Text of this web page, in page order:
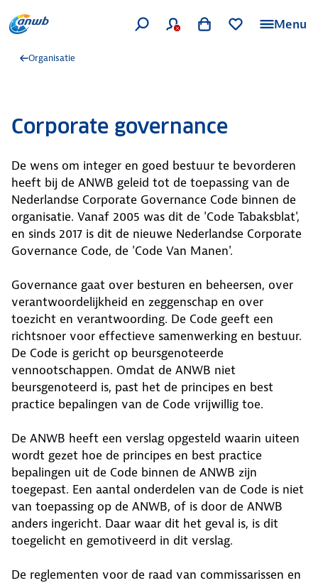
Menu
Organisatie
Corporate governance
De wens om integer en goed bestuur te bevorderen
heeft bij de ANWB geleid tot de toepassing van de
Nederlandse Corporate Governance Code binnen de
organisatie. Vanaf 2005 was dit de 'Code Tabaksblat',
en sinds 2017 is dit de nieuwe Nederlandse Corporate
Governance Code, de 'Code Van Manen'.
Governance gaat over besturen en beheersen, over
verantwoordelijkheid en zeggenschap en over
toezicht en verantwoording. De Code geeft een
richtsnoer voor effectieve samenwerking en bestuur.
De Code is gericht op beursgenoteerde
vennootschappen. Omdat de ANWB niet
beursgenoteerd is, past het de principes en best
practice bepalingen van de Code vrijwillig toe.
De ANWB heeft een verslag opgesteld waarin uiteen
wordt gezet hoe de principes en best practice
bepalingen uit de Code binnen de ANWB zijn
toegepast. Een aantal onderdelen van de Code is niet
van toepassing op de ANWB, of is door de ANWB
anders ingericht. Daar waar dit het geval is, is dit
toegelicht en gemotiveerd in dit verslag.
De reglementen voor de raad van commissarissen en